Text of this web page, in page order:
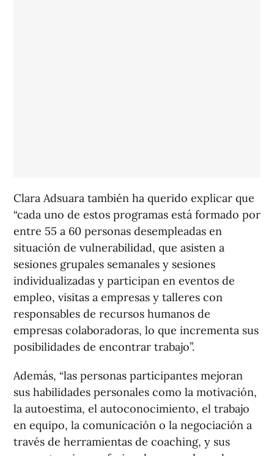
Clara Adsuara también ha querido explicar que
“cada uno de estos programas está formado por
entre 55 a 60 personas desempleadas en
situación de vulnerabilidad, que asisten a
sesiones grupales semanales y sesiones
individualizadas y participan en eventos de
empleo, visitas a empresas y talleres con
responsables de recursos humanos de
empresas colaboradoras, lo que incrementa sus
posibilidades de encontrar trabajo”.
Además, “las personas participantes mejoran
sus habilidades personales como la motivación,
la autoestima, el autoconocimiento, el trabajo
en equipo, la comunicación o la negociación a
través de herramientas de coaching, y sus